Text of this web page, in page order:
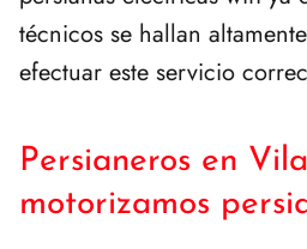
técnicos se hallan
efectuar este servicio
Persianeros en
motorizamos